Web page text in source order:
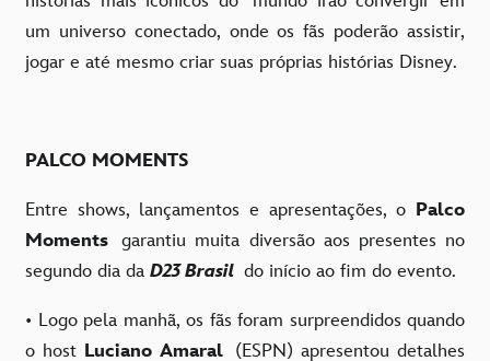
um universo conectado, onde os fãs poderão assistir,
jogar e até mesmo criar suas próprias histórias Disney.
PALCO MOMENTS
Entre shows, lançamentos e apresentações, o Palco
Moments garantiu muita diversão aos presentes no
segundo dia da D23 Brasil do início ao fim do evento.
• Logo pela manhã, os fãs foram surpreendidos quando
o host Luciano Amaral (ESPN) apresentou detalhes